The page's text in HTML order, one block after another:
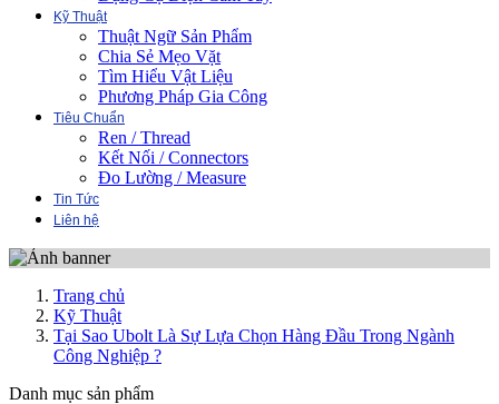
Kỹ Thuật
Thuật Ngữ Sản Phẩm
Chia Sẻ Mẹo Vặt
Tìm Hiểu Vật Liệu
Phương Pháp Gia Công
Tiêu Chuẩn
Ren / Thread
Kết Nối / Connectors
Đo Lường / Measure
Tin Tức
Liên hệ
Trang chủ
Kỹ Thuật
Tại Sao Ubolt Là Sự Lựa Chọn Hàng Đầu Trong Ngành
Công Nghiệp ?
Danh mục sản phẩm